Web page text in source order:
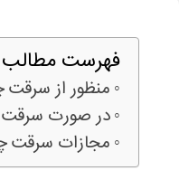
فهرست مطالب
منظور از
در صورت سرقت
مجازات سرقت